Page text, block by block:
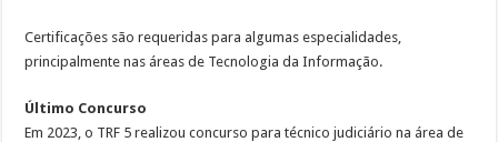
Certificações são requeridas para algumas especialidades,
principalmente nas áreas de Tecnologia da Informação.
Último Concurso
Em 2023, o TRF 5 realizou concurso para técnico judiciário na área de